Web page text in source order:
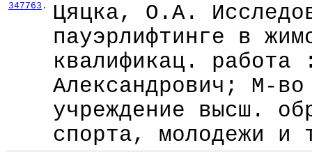
347763 .
Цяцка, О.А.
пауэрлифтинге в
квалификац.
Александрович; М-
учреждение высш.
спорта, молодежи